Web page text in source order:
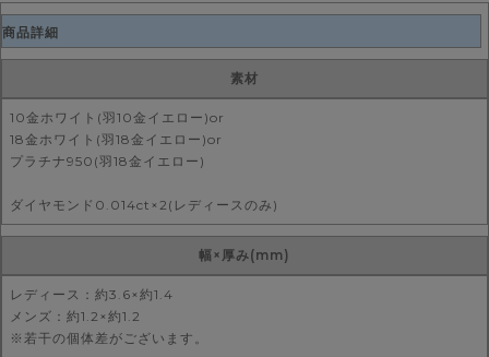
商品詳細
素材
10金ホワイト(羽10金イエロー)or
18金ホワイト(羽18金イエロー)or
プラチナ950(羽18金イエロー)
ダイヤモンド0.014ct×2(レディースのみ)
幅×厚み(mm)
レディース：約3.6×約1.4
メンズ：約1.2×約1.2
※若干の個体差がございます。